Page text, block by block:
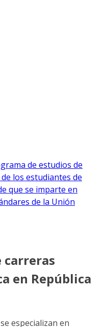
de estudios de
los estudiantes de
que se imparte en
de la Unión
carreras
en República
especializan en